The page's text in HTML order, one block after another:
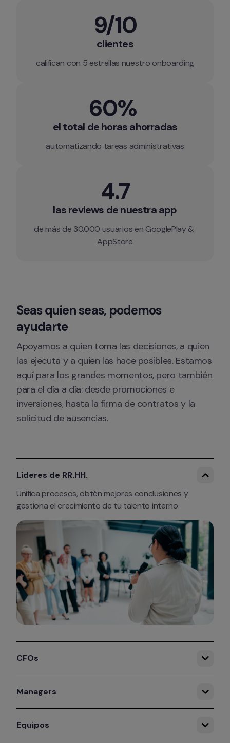
9/10
clientes
califican con 5 estrellas nuestro onboarding
60%
el total de horas ahorradas
automatizando tareas administrativas
4.7
las reviews de nuestra app
de más de 30.000 usuarios en GooglePlay &
AppStore
Seas quien seas, podemos
ayudarte
Apoyamos a quien toma las decisiones, a quien
las ejecuta y a quien las hace posibles. Estamos
aquí para los grandes momentos, pero también
para el día a día: desde promociones e
inversiones, hasta la firma de contratos y la
solicitud de ausencias.
Líderes de RR.HH.
Unifica procesos, obtén mejores conclusiones y
gestiona el crecimiento de tu talento interno.
CFOs
Managers
Equipos